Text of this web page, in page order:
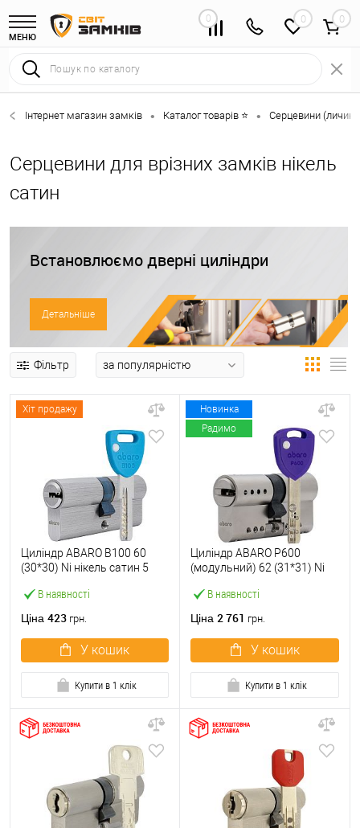
МЕНЮ
0 0
Інтернет магазин замків • Каталог товарів ⭐ • Серцевини
Серцевини для врізних замків нікель
сатин
Встановлюємо дверні циліндри
Детальніше
Фільтр
Хіт продажу
В наявності
Циліндр ABARO B100 60
(30*30) Ni нікель сатин 5
Ціна 423 грн.
У кошик
Купити в 1 клік
Новинка
Радимо
В наявності
Циліндр ABARO P600
(модульний) 62 (31*31) Ni
Ціна 2 761 грн.
У кошик
Купити в 1 клік